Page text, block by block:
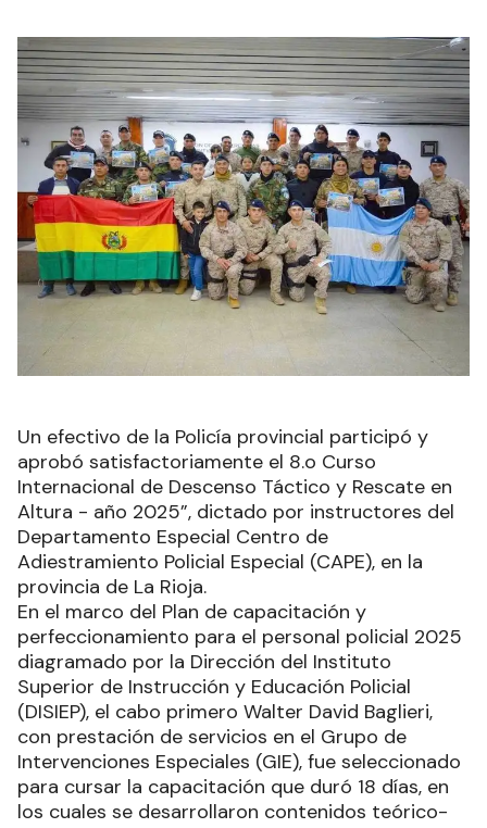
Un efectivo de la Policía provincial participó y
aprobó satisfactoriamente el 8.o Curso
Internacional de Descenso Táctico y Rescate en
Altura - año 2025”, dictado por instructores del
Departamento Especial Centro de
Adiestramiento Policial Especial (CAPE), en la
provincia de La Rioja.
En el marco del Plan de capacitación y
perfeccionamiento para el personal policial 2025
diagramado por la Dirección del Instituto
Superior de Instrucción y Educación Policial
(DISIEP), el cabo primero Walter David Baglieri,
con prestación de servicios en el Grupo de
Intervenciones Especiales (GIE), fue seleccionado
para cursar la capacitación que duró 18 días, en
los cuales se desarrollaron contenidos teórico-